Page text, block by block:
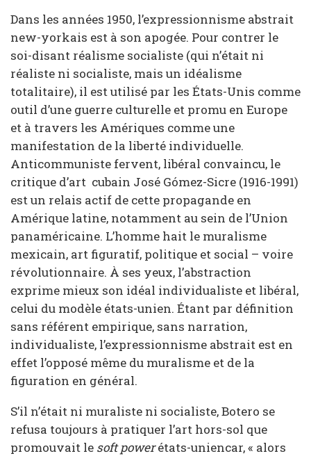
Dans les années 1950, l’expressionnisme abstrait
new-yorkais est à son apogée. Pour contrer le
soi-disant réalisme socialiste (qui n’était ni
réaliste ni socialiste, mais un idéalisme
totalitaire), il est utilisé par les États-Unis comme
outil d’une guerre culturelle et promu en Europe
et à travers les Amériques comme une
manifestation de la liberté individuelle.
Anticommuniste fervent, libéral convaincu, le
critique d’art cubain José Gómez-Sicre (1916-1991)
est un relais actif de cette propagande en
Amérique latine, notamment au sein de l’Union
panaméricaine. L’homme hait le muralisme
mexicain, art figuratif, politique et social – voire
révolutionnaire. À ses yeux, l’abstraction
exprime mieux son idéal individualiste et libéral,
celui du modèle états-unien. Étant par définition
sans référent empirique, sans narration,
individualiste, l’expressionnisme abstrait est en
effet l’opposé même du muralisme et de la
figuration en général.
S’il n’était ni muraliste ni socialiste, Botero se
refusa toujours à pratiquer l’art hors-sol que
promouvait le soft powerétats-uniencar, « alors